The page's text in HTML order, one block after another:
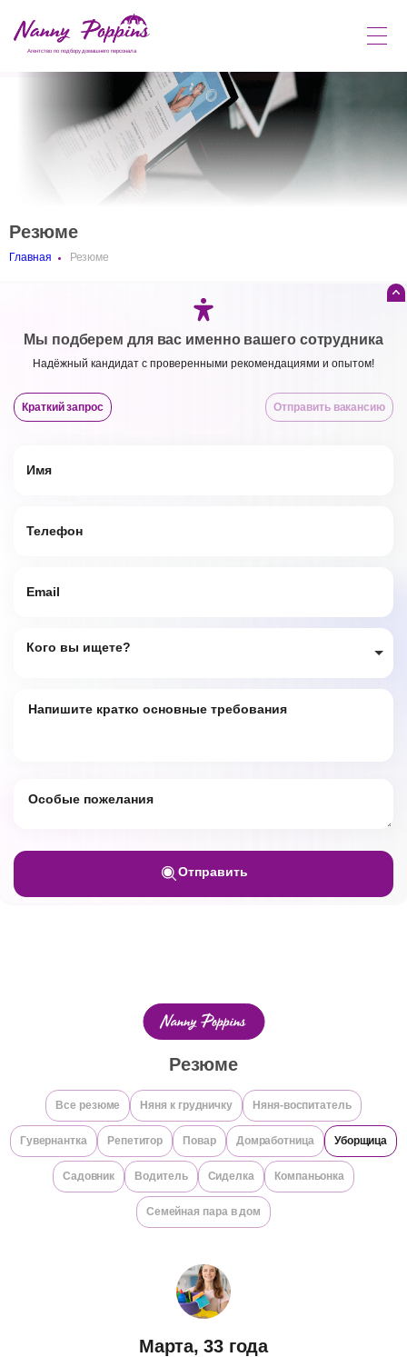
Агентство по подбору домашнего персонала
Резюме
Главная Резюме
Резюме
Все резюме Няня к грудничку Няня-воспитатель
Гувернантка Репетитор Повар Домработница Уборщица
Садовник Водитель Сиделка Компаньонка
Семейная пара в дом
Марта, 33 года
Мы подберем для вас именно вашего сотрудника
Надёжный кандидат с проверенными рекомендациями и опытом!
Краткий запрос Отправить вакансию
Кого вы ищете?
Отправить